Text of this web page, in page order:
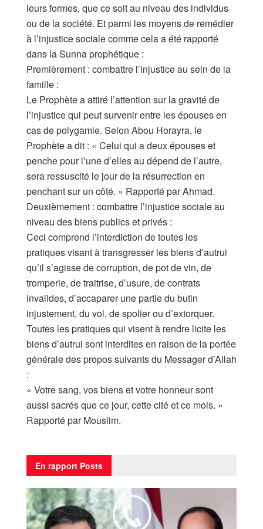
leurs formes, que ce soit au niveau des individus
ou de la société. Et parmi les moyens de remédier
à l’injustice sociale comme cela a été rapporté
dans la Sunna prophétique :
Premièrement : combattre l’injustice au sein de la
famille :
Le Prophète a attiré l’attention sur la gravité de
l’injustice qui peut survenir entre les épouses en
cas de polygamie. Selon Abou Horayra, le
Prophète a dit : « Celui qui a deux épouses et
penche pour l’une d’elles au dépend de l’autre,
sera ressuscité le jour de la résurrection en
penchant sur un côté. » Rapporté par Ahmad.
Deuxièmement : combattre l’injustice sociale au
niveau des biens publics et privés :
Ceci comprend l’interdiction de toutes les
pratiques visant à transgresser les biens d’autrui
qu’il s’agisse de corruption, de pot de vin, de
tromperie, de traitrise, d’usure, de contrats
invalides, d’accaparer une partie du butin
injustement, du vol, de spolier ou d’extorquer.
Toutes les pratiques qui visent à rendre licite les
biens d’autrui sont interdites en raison de la portée
générale des propos suivants du Messager d’Allah
:
« Votre sang, vos biens et votre honneur sont
aussi sacrés que ce jour, cette cité et ce mois. »
Rapporté par Mouslim.
En rapport Posts